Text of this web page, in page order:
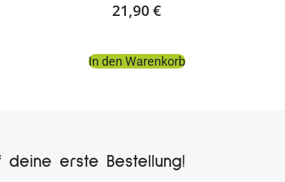
21,90 €
In den Warenkorb
deine erste Bestellung!